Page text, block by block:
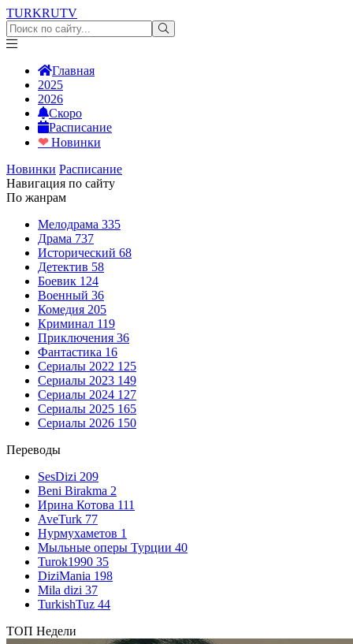
TURKRUTV
Главная
2025
2026
Скоро
Расписание
❤Новинки
Новинки Расписание
Навигация по сайту
По жанрам
Мелодрама 335
Драма 737
Исторический 68
Детектив 58
Боевик 124
Военный 36
Комедия 205
Криминал 119
Приключения 36
Фантастика 16
Сериалы 2022 125
Сериалы 2023 149
Сериалы 2024 127
Сериалы 2025 165
Сериалы 2026 150
Переводы
SesDizi 209
Beni Birakma 2
Ирина Котова 111
AveTurk 77
Нурмухаметов 1
Мыльные оперы Турции 40
Turok1990 35
DiziMania 198
Mila dizi 37
TurkishTuz 44
ТОП Недели